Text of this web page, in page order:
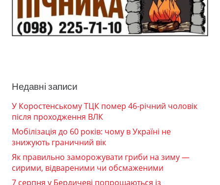
Недавні записи
У Коростенському ТЦК помер 46-річний чоловік
після проходження ВЛК
Мобілізація до 60 років: чому в Україні не
знижують граничний вік
Як правильно заморожувати гриби на зиму —
сирими, відвареними чи обсмаженими
7 серпня у Бердичеві попрощаються із